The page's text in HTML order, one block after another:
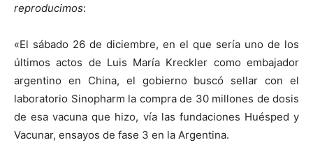
reproducimos:
«El sábado 26 de diciembre, en el que sería uno de los
últimos actos de Luis María Kreckler como embajador
argentino en China, el gobierno buscó sellar con el
laboratorio Sinopharm la compra de 30 millones de dosis
de esa vacuna que hizo, vía las fundaciones Huésped y
Vacunar, ensayos de fase 3 en la Argentina.